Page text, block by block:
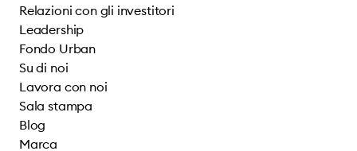
Relazioni con gli investitori
Leadership
Fondo Urban
Su di noi
Lavora con noi
Sala stampa
Blog
Marca